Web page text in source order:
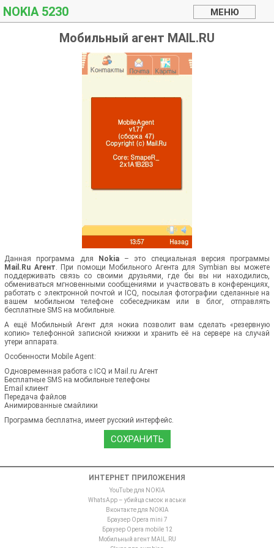
NOKIA 5230
Мобильный агент MAIL.RU
Данная программа для Nokia– это специальная версия программы
Mail.Ru Агент. При помощи Мобильного Агента для Symbian вы можете
поддерживать связь со своими друзьями, где бы вы ни находились,
обмениваться мгновенными сообщениями и участвовать в конференциях,
работать с электронной почтой и ICQ, посылая фотографии сделанные на
вашем мобильном телефоне собеседникам или в блог, отправлять
бесплатные SMS на мобильные.
А ещё Мобильный Агент для нокиа позволит вам сделать «резервную
копию» телефонной записной книжки и хранить её на сервере на случай
утери аппарата.
Особенности Mobile Agent:
Одновременная работа с ICQ и Mail.ru Агент
Бесплатные SMS на мобильные телефоны
Email клиент
Передача файлов
Анимированные смайлики
Программа бесплатна, имеет русский интерфейс.
СОХРАНИТЬ
ИНТЕРНЕТ ПРИЛОЖЕНИЯ
YouTube для NOKIA
WhatsApp – убийца смсок и аськи
Вконтакте для NOKIA
Браузер Opera mini 7
Браузер Opera mobile 12
Мобильный агент MAIL.RU